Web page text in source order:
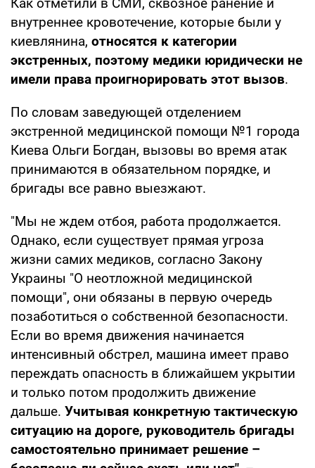
внутреннее кровотечение, которые были у
киевлянина, относятся к категории
экстренных, поэтому медики юридически не
имели права проигнорировать этот вызов.
По словам заведующей отделением
экстренной медицинской помощи №1 города
Киева Ольги Богдан, вызовы во время атак
принимаются в обязательном порядке, и
бригады все равно выезжают.
"Мы не ждем отбоя, работа продолжается.
Однако, если существует прямая угроза
жизни самих медиков, согласно Закону
Украины "О неотложной медицинской
помощи", они обязаны в первую очередь
позаботиться о собственной безопасности.
Если во время движения начинается
интенсивный обстрел, машина имеет право
переждать опасность в ближайшем укрытии
и только потом продолжить движение
дальше. Учитывая конкретную тактическую
ситуацию на дороге, руководитель бригады
самостоятельно принимает решение –